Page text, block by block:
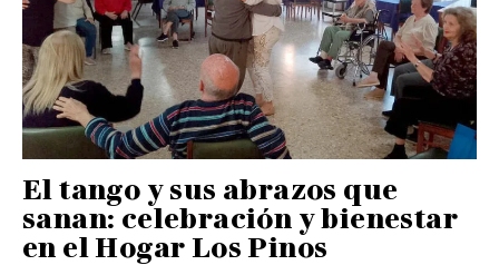
El tango y sus abrazos que
sanan: celebración y bienestar
en el Hogar Los Pinos